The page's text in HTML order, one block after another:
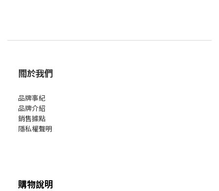
關於我們
品牌事紀
品牌介紹
銷售據點
隱私權聲明
購物說明